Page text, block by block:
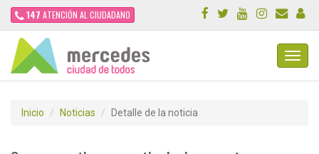
147 ATENCIÓN AL CIUDADANO
Inicio Noticias Detalle de la noticia